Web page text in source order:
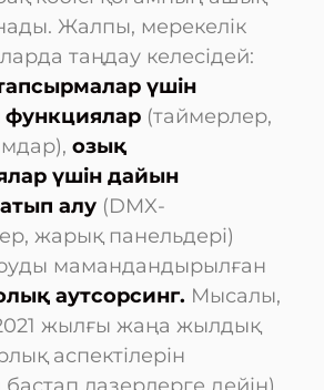
Жалпы, мерекелік
таңдау келесідей:
үшін
функциялар (таймерлер,
озық
үшін дайын
алу (DMX-
жарық панельдері)
мамандандырылған
аутсорсинг. Мысалы,
жылғы жаңа жылдық
аспектілерін